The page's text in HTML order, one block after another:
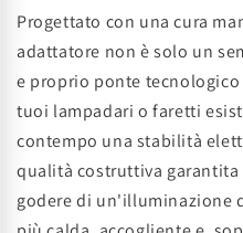
Progettato con una cura
adattatore non è solo un
e proprio ponte
tuoi lampadari o faretti
contempo una stabilità
qualità costruttiva garantita
godere di un'illuminazione